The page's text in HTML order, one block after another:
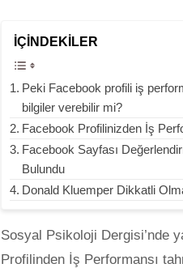
İÇINDEKILER
Peki Facebook profili iş
bilgiler verebilir mi?
Facebook Profilinizden İş
Facebook Sayfası
Bulundu
Donald Kluemper Dikkatli
Sosyal Psikoloji Dergisi’nde
Profilinden İş Performansı